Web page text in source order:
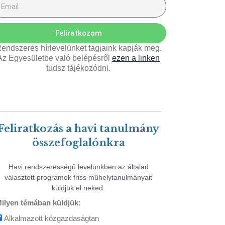
Feliratkozom
hírlevelünket tagjaink kapják meg.
Egyesületbe való belépésről ezen a linken
tudsz tájékozódni.
a havi tanulmány
összefoglalónkra
Havi rendszerességű levelünkben az általad
választott programok friss műhelytanulmányait
küldjük el neked.
témában küldjük:
Alkalmazott közgazdaságtan